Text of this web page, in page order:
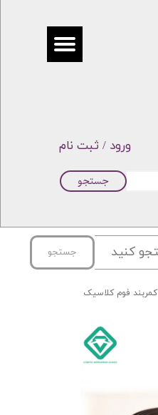
ورود / ثبت نام
جستجو
کمربند فوم کلاسیک
جستجو